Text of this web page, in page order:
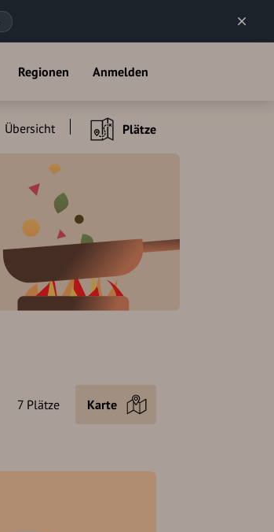
Regionen Anmelden
Übersicht Plätze
7 Plätze Karte